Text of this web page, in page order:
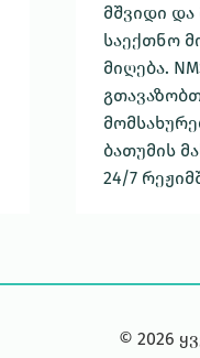
მშვიდი
საექთნო
მიღება.
ბათუმის
24/7
© 2026